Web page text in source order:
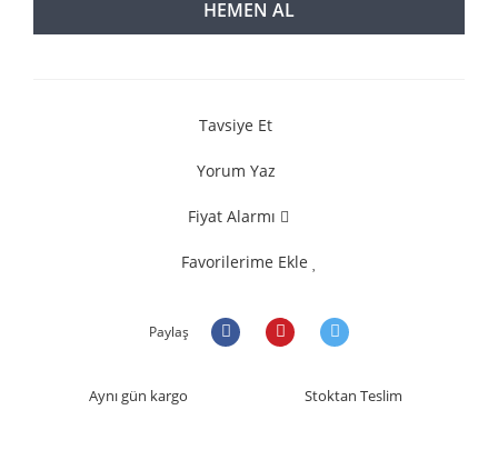
HEMEN AL
Tavsiye Et
Yorum Yaz
Fiyat Alarmı
Favorilerime Ekle
Paylaş
Aynı gün kargo Stoktan Teslim